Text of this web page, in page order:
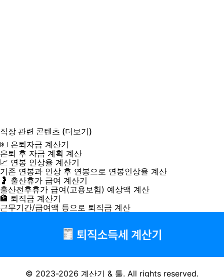
직장 관련 콘텐츠 (더보기)
💵 은퇴자금 계산기
은퇴 후 자금 계획 계산
📈 연봉 인상율 계산기
기존 연봉과 인상 후 연봉으로 연봉인상율 계산
🤰 출산휴가 급여 계산기
출산전후휴가 급여(고용보험) 예상액 계산
🏦 퇴직금 계산기
근무기간/급여액 등으로 퇴직금 계산
© 2023-2026 계산기 & 툴. All rights reserved.